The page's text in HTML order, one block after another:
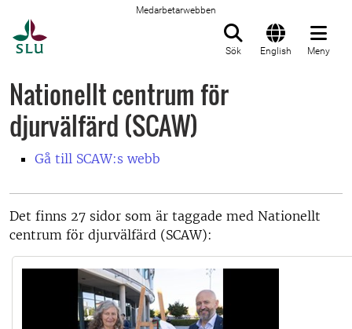
Medarbetarwebben
Sök English Meny
Nationellt centrum för
djurvälfärd (SCAW)
Gå till SCAW:s webb
Det finns 27 sidor som är taggade med Nationellt
centrum för djurvälfärd (SCAW):